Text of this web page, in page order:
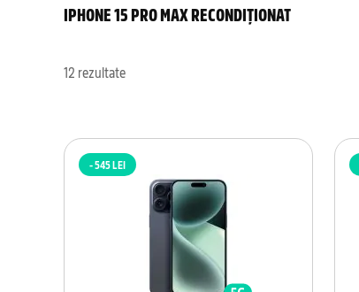
IPHONE 15 PRO MAX RECONDIȚIONAT
12 rezultate
- 545 LEI